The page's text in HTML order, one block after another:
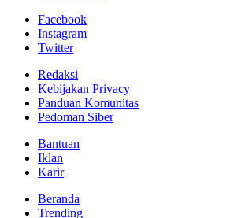
Facebook
Instagram
Twitter
Redaksi
Kebijakan Privacy
Panduan Komunitas
Pedoman Siber
Bantuan
Iklan
Karir
Beranda
Trending